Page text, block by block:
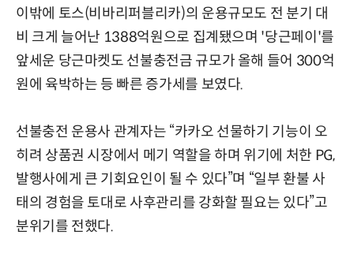
이밖에 토스(비바리퍼블리카)의 운용규모도 전 분기 대
비 크게 늘어난 1388억원으로 집계됐으며 '당근페이'를
앞세운 당근마켓도 선불충전금 규모가 올해 들어 300억
원에 육박하는 등 빠른 증가세를 보였다.
선불충전 운용사 관계자는 “카카오 선물하기 기능이 오
히려 상품권 시장에서 메기 역할을 하며 위기에 처한 PG,
발행사에게 큰 기회요인이 될 수 있다”며 “일부 환불 사
태의 경험을 토대로 사후관리를 강화할 필요는 있다”고
분위기를 전했다.